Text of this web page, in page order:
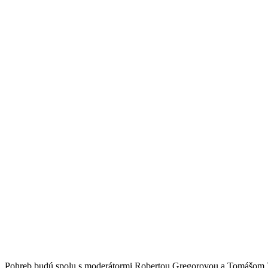
Pohreb budú spolu s moderátormi Robertou Gregorovou a